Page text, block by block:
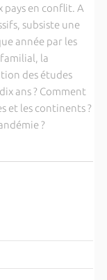
pays en conflit. A
subsiste une
année par les
la
des études
ans ? Comment
et les continents ?
?